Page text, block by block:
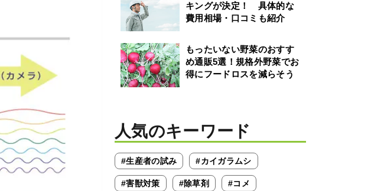
キングが決定！ 具体的な
費用相場・口コミも紹介
もったいない野菜のおすす
め通販5選！規格外野菜でお
得にフードロスを減らそう
人気のキーワード
#生産者の試み #カイガラムシ
#害獣対策 #除草剤 #コメ